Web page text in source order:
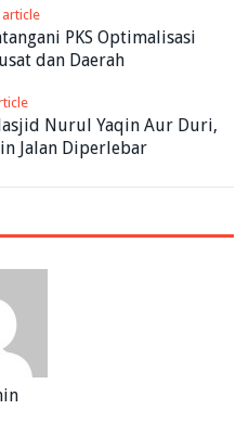
article
PKS Optimalisasi
dan Daerah
Nurul Yaqin Aur Duri,
Jalan Diperlebar